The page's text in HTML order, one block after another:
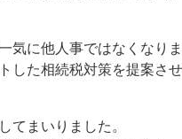
気に他人事ではなくなり
した相続税対策を提案さ
てまいりました。